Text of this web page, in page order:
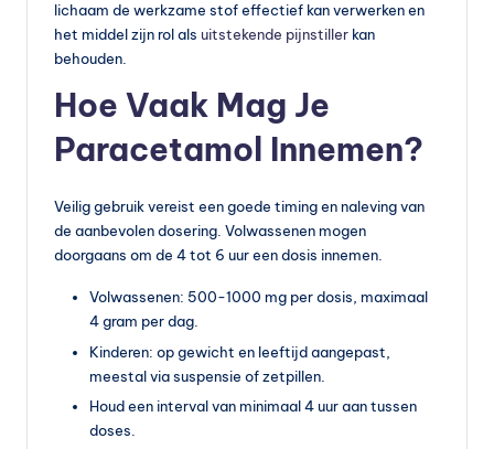
lichaam de werkzame stof effectief kan verwerken en
het middel zijn rol als uitstekende pijnstiller kan
behouden.
Hoe Vaak Mag Je
Paracetamol Innemen?
Veilig gebruik vereist een goede timing en naleving van
de aanbevolen dosering. Volwassenen mogen
doorgaans om de 4 tot 6 uur een dosis innemen.
Volwassenen: 500-1000 mg per dosis, maximaal
4 gram per dag.
Kinderen: op gewicht en leeftijd aangepast,
meestal via suspensie of zetpillen.
Houd een interval van minimaal 4 uur aan tussen
doses.